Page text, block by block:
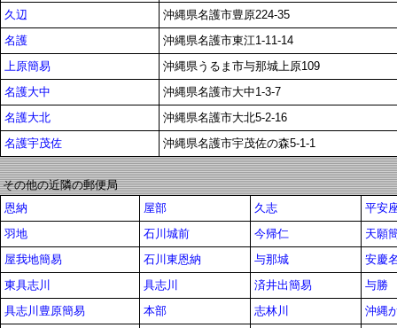
久辺
沖縄県名護市豊原224-35
名護
沖縄県名護市東江1-11-14
上原簡易
沖縄県うるま市与那城上原109
名護大中
沖縄県名護市大中1-3-7
名護大北
沖縄県名護市大北5-2-16
名護宇茂佐
沖縄県名護市宇茂佐の森5-1-1
その他の近隣の郵便局
恩納
屋部 久志
平安
羽地
石川城前 今帰仁
天願
屋我地簡易
石川東恩納 与那城
安慶
東具志川
具志川 済井出簡易
与勝
具志川豊原簡易
本部 志林川
沖縄